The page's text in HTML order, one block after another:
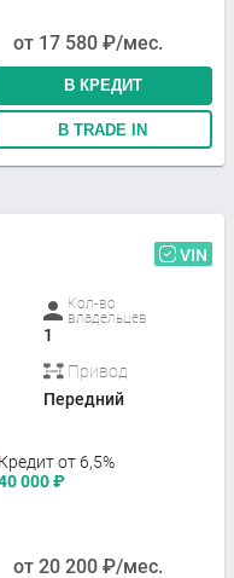
от 17 580 ₽/мес.
В КРЕДИТ
В TRADE IN
VIN
Кол-во
владельцев
1
Привод
Передний
Кредит от 6,5%
000₽
от 20 200 ₽/мес.